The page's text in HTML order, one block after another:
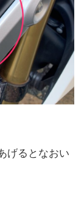
げるとなおい